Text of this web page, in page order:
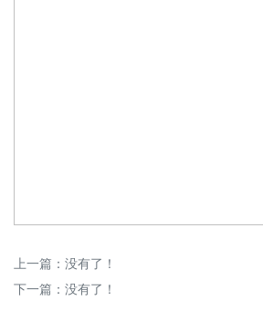
上一篇：没有了！
下一篇：没有了！